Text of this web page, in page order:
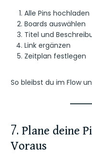
Alle Pins hochladen
Boards auswählen
Titel und
Link ergänzen
Zeitplan festlegen
So bleibst du im Flow
7. Plane deine
Voraus